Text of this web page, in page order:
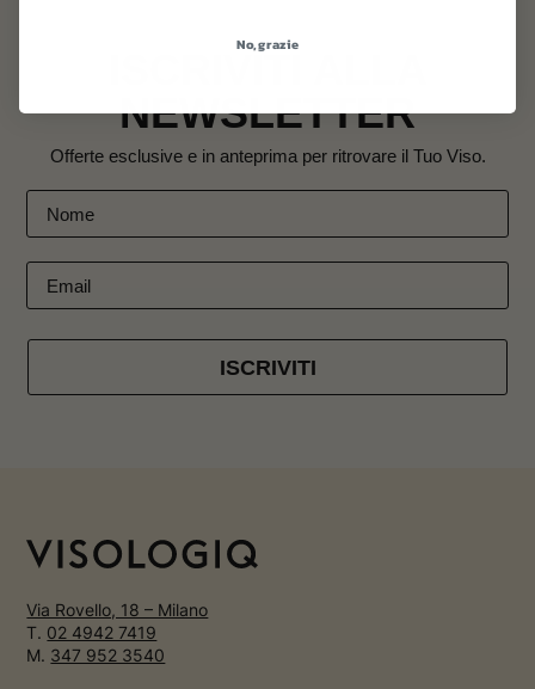
NEWSLETTER
Offerte esclusive e in anteprima per ritrovare il Tuo Viso.
ISCRIVITI
Via Rovello, 18 – Milano
T. 02 4942 7419
M. 347 952 3540
No, grazie